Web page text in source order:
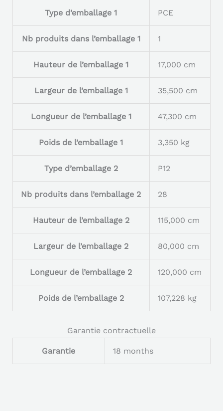
Type d’emballage 1 PCE
Nb produits dans l’emballage 1 1
Hauteur de l’emballage 1 17,000 cm
Largeur de l’emballage 1 35,500 cm
Longueur de l’emballage 1 47,300 cm
Poids de l’emballage 1 3,350 kg
Type d’emballage 2 P12
Nb produits dans l’emballage 2 28
Hauteur de l’emballage 2 115,000 cm
Largeur de l’emballage 2 80,000 cm
Longueur de l’emballage 2 120,000 cm
Poids de l’emballage 2 107,228 kg
Garantie contractuelle
Garantie 18 months